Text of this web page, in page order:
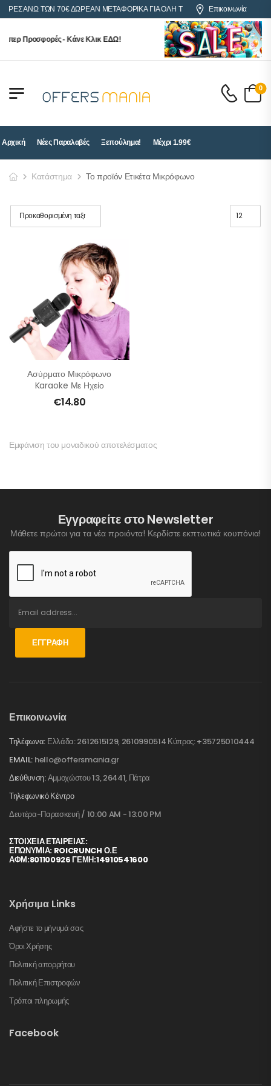
ΑΝΩ ΤΩΝ 70€ ΔΩΡΕΑΝ ΜΕΤΑΦΟΡΙΚΑ ΓΙΑ ΟΛΗ ΤΗΝ ΕΛΛΑΔΑΕπικοινωνία
Προσφορές - Κάνε Κλικ ΕΔΩ!
0
Αρχική Νέες Παραλαβές Ξεπούλημα! Μέχρι 1.99€
Κατάστημα Το προϊόν Ετικέτα Μικρόφωνο
Ασύρματο Μικρόφωνο
Karaoke Με Ηχείο
€14.80
Εμφάνιση του μοναδικού αποτελέσματος
Εγγραφείτε στο Newsletter
Μάθετε πρώτοι για τα νέα προιόντα! Κερδίστε εκπτωτικά κουπόνια!
ΕΓΓΡΑΦΉ
Επικοινωνία
Τηλέφωνα: Ελλάδα: 2612615129, 2610990514 Κύπρος: +35725010444
EMAIL: hello@offersmania.gr
Διεύθυνση:Αμμοχώστου 13, 26441, Πάτρα
Τηλεφωνικό Κέντρο
Δευτέρα-Παρασκευή / 10:00 AM - 13:00 PM
ΣΤΟΙΧΕΊΑ ΕΤΑΙΡΕΊΑΣ:
ΕΠΩΝΥΜΙΑ: ROICRUNCH Ο.Ε
ΑΦΜ:801100926 ΓΕΜΗ:14910541600
Χρήσιμα Links
Αφήστε το μήνυμά σας
Όροι Χρήσης
Πολιτική απορρήτου
Πολιτική Επιστροφών
Τρόποι πληρωμής
Facebook